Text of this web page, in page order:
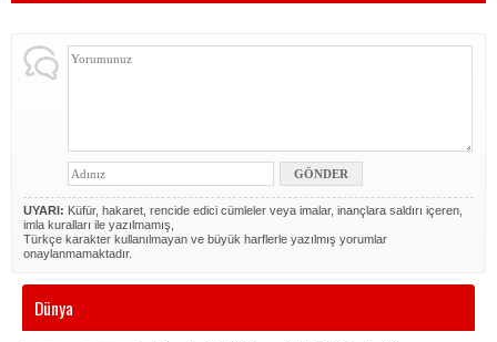
UYARI: Küfür, hakaret, rencide edici cümleler veya imalar, inançlara saldırı içeren,
imla kuralları ile yazılmamış,
Türkçe karakter kullanılmayan ve büyük harflerle yazılmış yorumlar
onaylanmamaktadır.
Dünya